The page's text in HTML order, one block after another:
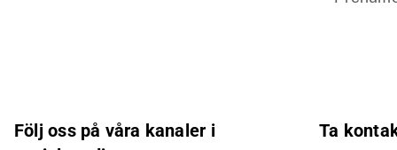
Följ oss på våra kanaler i
Ta